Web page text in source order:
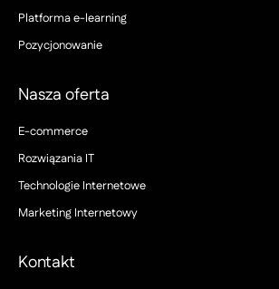
Platforma e-learning
Pozycjonowanie
Nasza oferta
E-commerce
Rozwiązania IT
Technologie Internetowe
Marketing Internetowy
Kontakt